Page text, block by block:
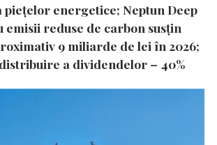
piețelor energetice; Neptun Deep
emisii reduse de carbon susțin
9 miliarde de lei în 2026;
a dividendelor – 40%